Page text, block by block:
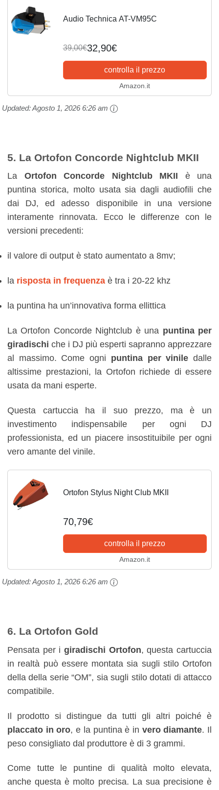
Audio Technica AT-VM95C
39,00€32,90€
controlla il prezzo
Amazon.it
Updated:Agosto 1, 2026 6:26 am
5. La Ortofon Concorde Nightclub MKII
La Ortofon Concorde Nightclub MKII è una
puntina storica, molto usata sia dagli audiofili che
dai DJ, ed adesso disponibile in una versione
interamente rinnovata. Ecco le differenze con le
versioni precedenti:
il valore di output è stato aumentato a 8mv;
la risposta in frequenza è tra i 20-22 khz
la puntina ha un’innovativa forma ellittica
La Ortofon Concorde Nightclub è una puntina per
giradischi che i DJ più esperti sapranno apprezzare
al massimo. Come ogni puntina per vinile dalle
altissime prestazioni, la Ortofon richiede di essere
usata da mani esperte.
Questa cartuccia ha il suo prezzo, ma è un
investimento indispensabile per ogni DJ
professionista, ed un piacere insostituibile per ogni
vero amante del vinile.
Ortofon Stylus Night Club MKII
70,79€
controlla il prezzo
Amazon.it
Updated:Agosto 1, 2026 6:26 am
6. La Ortofon Gold
Pensata per i giradischi Ortofon, questa cartuccia
in realtà può essere montata sia sugli stilo Ortofon
della della serie “OM”, sia sugli stilo dotati di attacco
compatibile.
Il prodotto si distingue da tutti gli altri poiché è
placcato in oro, e la puntina è in vero diamante. Il
peso consigliato dal produttore è di 3 grammi.
Come tutte le puntine di qualità molto elevata,
anche questa è molto precisa. La sua precisione è